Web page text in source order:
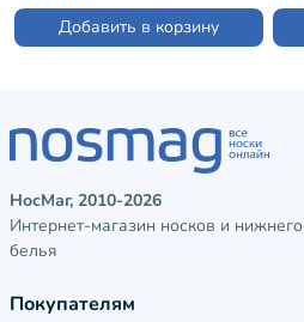
Добавить в корзину
НосМаг, 2010-2026
Интернет-магазин носков и нижнего
белья
Покупателям